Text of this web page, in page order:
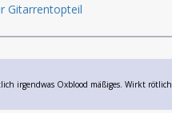
Gitarrentopteil
irgendwas Oxblood mäßiges. Wirkt